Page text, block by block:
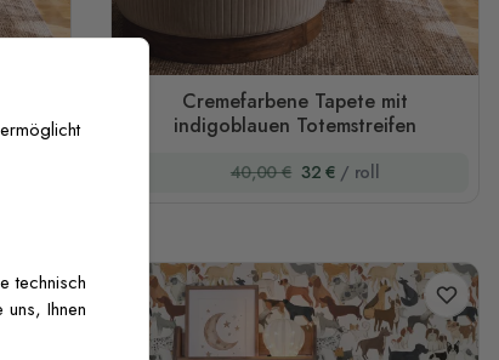
Cremefarbene Tapete mit
indigoblauen Totemstreifen
40,00 € 32 € / roll
technisch
Ihnen